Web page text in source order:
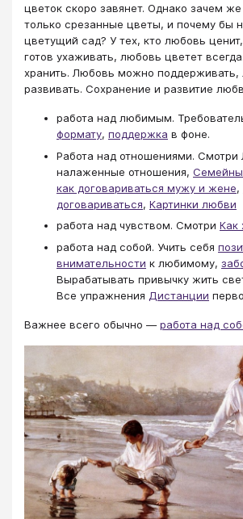
цветок скоро завянет. Однако зачем
только срезанные цветы, и почему бы
цветущий сад? У тех, кто любовь
готов ухаживать, любовь цветет
хранить. Любовь можно
развивать. Сохранение и развитие
работа над любимым.
формату, поддержка в фоне.
Работа над отношениями. Смотри
налаженные отношения,
как договариваться мужу и жене,
договариваться, Картинки любви
работа над чувством. Смотри Как
работа над собой. Учить себя
внимательности к любимому,
Вырабатывать привычку жить
Все упражнения Дистанции
Важнее всего обычно —работа над